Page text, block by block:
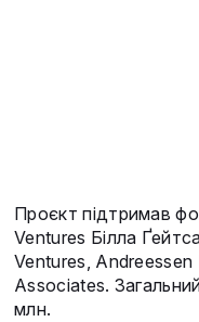
Проєкт підтримав
Ventures Білла
Ventures,
Associates.
млн.